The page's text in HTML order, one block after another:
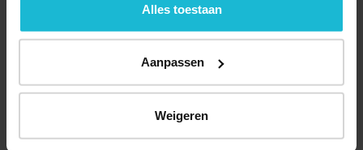
de knoppen accepteren, beheren of weigeren.
Alles toestaan
Aanpassen
Weigeren
© 2026 Stichting Forten Nederland
Doneer nu Disclaimer